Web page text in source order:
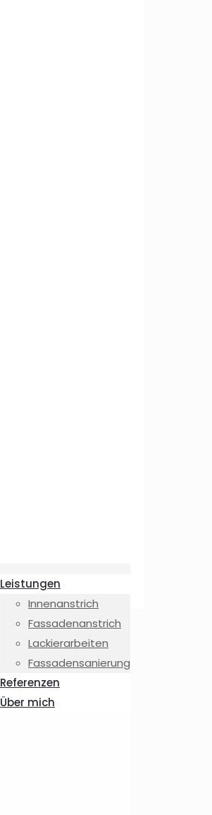
Leistungen
Innenanstrich
Fassadenanstrich
Lackierarbeiten
Fassadensanierung
Referenzen
Über mich